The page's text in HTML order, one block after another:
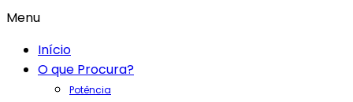
Menu
Início
O que Procura?
Potência